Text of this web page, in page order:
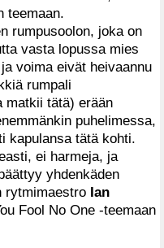
teemaan.
rumpusoolon, joka on
vasta lopussa mies
voima eivät heivaannu
rumpali
matkii tätä) erään
puhelimessa,
kapulansa tätä kohti.
ei harmeja, ja
yhdenkäden
rytmimaestro Ian
Fool No One -teemaan